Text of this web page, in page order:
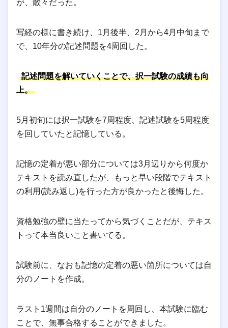
が、散々だった。
写経の様に書き続け、1月後半、2月から4月中旬まで
で、10年分の記述問題を4周回した。
記述問題を解いていくことで、択一試験の成績も向
上。
5月初旬には択一試験を7周程度、記述試験を5周程度
を回していたと記憶している。
記憶の定着が悪い部分については3月辺りから何度か
テキストを読み直したが、もっと早い段階でテキスト
の利用(読み返し)を行った方が良かったと後悔した。
資格勉強の壁に当たってから気づくことだが、テキス
トって本当良いこと書いてる。
試験前に、なおも記憶の定着の悪い箇所については自
分のノートを作成。
ラスト1週間は自分のノートを周回し、本試験に臨む
ことで、無事合格することができました。